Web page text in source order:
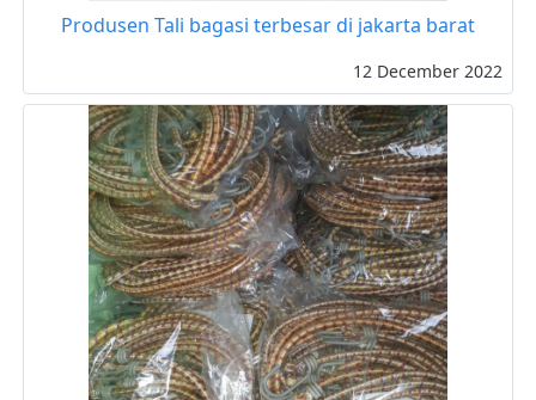
Produsen Tali bagasi terbesar di jakarta barat
12 December 2022